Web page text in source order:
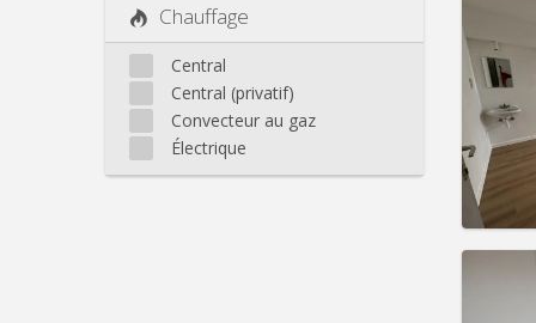
Chauffage
Central
Central (privatif)
Convecteur au gaz
Électrique
Loyer:
Durée: